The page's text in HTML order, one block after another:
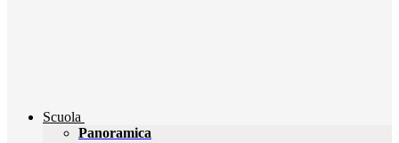
Scuola
Panoramica